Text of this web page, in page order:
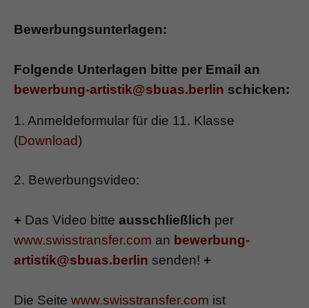
Bewerbungsunterlagen:
Folgende Unterlagen bitte per Email an
bewerbung-artistik@sbuas.berlin schicken:
1. Anmeldeformular für die 11. Klasse
(Download)
2. Bewerbungsvideo:
+ Das Video bitte ausschließlich per
www.swisstransfer.com an bewerbung-
artistik@sbuas.berlin senden! +
Die Seite www.swisstransfer.com ist